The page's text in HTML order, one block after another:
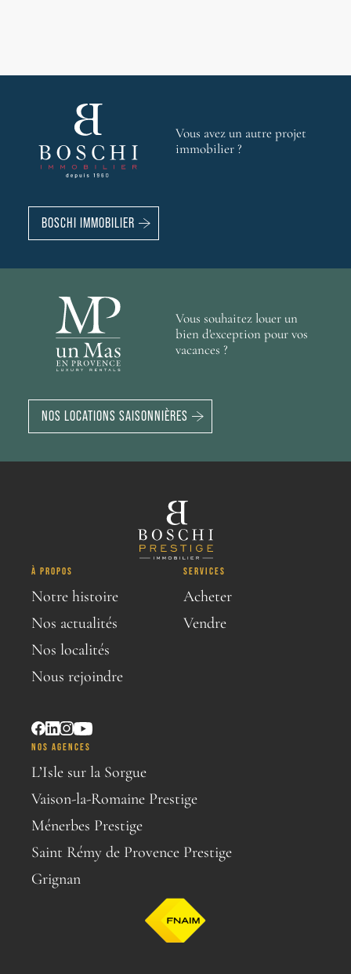
Vous avez un autre projet
immobilier ?
BOSCHI IMMOBILIER
Vous souhaitez louer un
bien d'exception pour vos
vacances ?
NOS LOCATIONS SAISONNIÈRES
À PROPOS
Notre histoire
Nos actualités
Nos localités
Nous rejoindre
SERVICES
Acheter
Vendre
NOS AGENCES
L’Isle sur la Sorgue
Vaison-la-Romaine Prestige
Ménerbes Prestige
Saint Rémy de Provence Prestige
Grignan